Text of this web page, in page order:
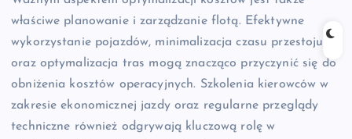
właściwe planowanie i zarządzanie flotą. Efektywne
wykorzystanie pojazdów, minimalizacja czasu przestoju
oraz optymalizacja tras mogą znacząco przyczynić się do
obniżenia kosztów operacyjnych. Szkolenia kierowców w
zakresie ekonomicznej jazdy oraz regularne przeglądy
techniczne również odgrywają kluczową rolę w